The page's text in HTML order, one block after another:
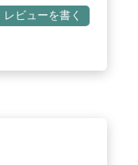
レビューを書く